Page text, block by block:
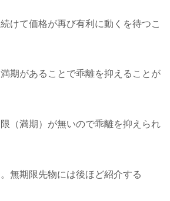
けて価格が再び有利に動くを待つこ
期があることで乖離を抑えることが
（満期）が無いので乖離を抑えられ
無期限先物には後ほど紹介する